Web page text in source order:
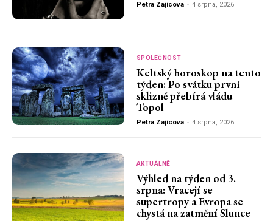
Petra Zajícova - 4 srpna, 2026
SPOLEČNOST
Keltský horoskop na tento
týden: Po svátku první
sklizně přebírá vládu
Topol
Petra Zajícova - 4 srpna, 2026
AKTUÁLNĚ
Výhled na týden od 3.
srpna: Vracejí se
supertropy a Evropa se
chystá na zatmění Slunce